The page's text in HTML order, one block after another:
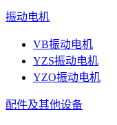
振动电机
VB振动电机
YZS振动电机
YZO振动电机
配件及其他设备